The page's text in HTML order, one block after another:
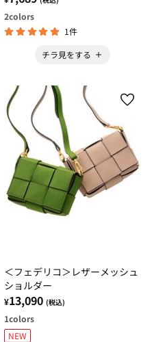
2colors
1件
チラ見をする
＜フェデリコ＞レザーメッシュ
ショルダー
¥13,090 (税込)
1colors
NEW